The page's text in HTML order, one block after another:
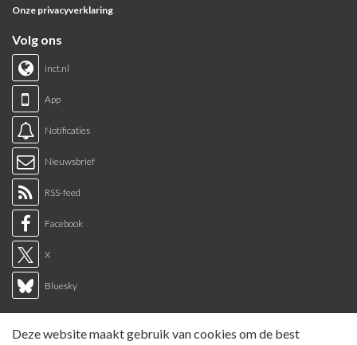
Onze privacyverklaring
Volg ons
inct.nl
App
Notificaties
Nieuwsbrief
RSS-feed
Facebook
X
Bluesky
Deze website maakt gebruik van cookies om de best